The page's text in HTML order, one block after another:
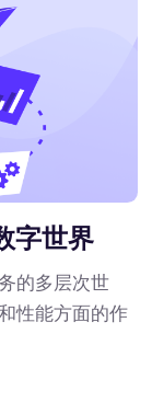
字世界
的多层次世
性能方面的作